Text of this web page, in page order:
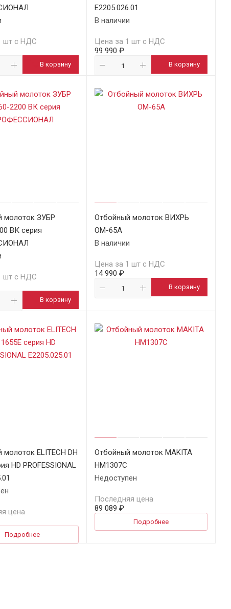
шт с НДС
В корзину
E2205.026.01
В наличии
Цена за 1 шт с НДС
99 990 ₽
В корзину
молоток ЗУБР
ВК серия
шт с НДС
В корзину
Отбойный молоток ВИХРЬ
ОМ-65А
В наличии
Цена за 1 шт с НДС
14 990 ₽
В корзину
ELITECH DH
HD PROFESSIONAL
цена
Подробнее
Отбойный молоток MAKITA
HM1307C
Недоступен
Последняя цена
89 089 ₽
Подробнее